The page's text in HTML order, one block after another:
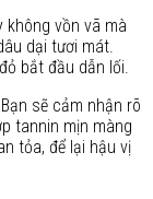
không vồn vã mà
dại tươi mát.
bắt đầu dẫn lối.
sẽ cảm nhận rõ
tannin mịn màng
tỏa, để lại hậu vị